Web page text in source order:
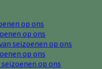
op ons
op ons
seizoenen op ons
op ons
op ons